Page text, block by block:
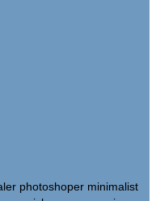
photoshoper minimalist